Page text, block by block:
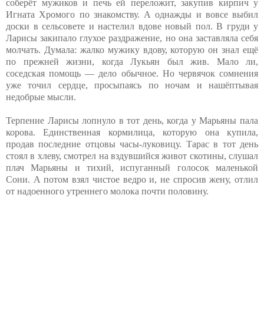
соберёт мужиков и печь ей переложит, закупив кирпич у
Игната Хромого по знакомству. А однажды и вовсе выбил
доски в сельсовете и настелил вдове новый пол. В груди у
Ларисы закипало глухое раздражение, но она заставляла себя
молчать. Думала: жалко мужику вдову, которую он знал ещё
по прежней жизни, когда Лукьян был жив. Мало ли,
соседская помощь — дело обычное. Но червячок сомнения
уже точил сердце, просыпаясь по ночам и нашёптывая
недобрые мысли.
Терпение Ларисы лопнуло в тот день, когда у Марьяны пала
корова. Единственная кормилица, которую она купила,
продав последние отцовы часы-луковицу. Тарас в тот день
стоял в хлеву, смотрел на вздувшийся живот скотины, слушал
плач Марьяны и тихий, испуганный голосок маленькой
Сони. А потом взял чистое ведро и, не спросив жену, отлил
от надоенного утреннего молока почти половину.